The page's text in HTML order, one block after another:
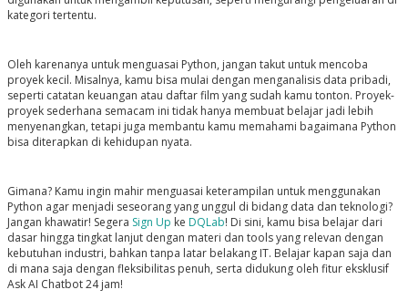
kategori tertentu.
Oleh karenanya untuk menguasai Python, jangan takut untuk mencoba
proyek kecil. Misalnya, kamu bisa mulai dengan menganalisis data pribadi,
seperti catatan keuangan atau daftar film yang sudah kamu tonton. Proyek-
proyek sederhana semacam ini tidak hanya membuat belajar jadi lebih
menyenangkan, tetapi juga membantu kamu memahami bagaimana Python
bisa diterapkan di kehidupan nyata.
Gimana? Kamu ingin mahir menguasai keterampilan untuk menggunakan
Python agar menjadi seseorang yang unggul di bidang data dan teknologi?
Jangan khawatir! Segera Sign Up ke DQLab! Di sini, kamu bisa belajar dari
dasar hingga tingkat lanjut dengan materi dan tools yang relevan dengan
kebutuhan industri, bahkan tanpa latar belakang IT. Belajar kapan saja dan
di mana saja dengan fleksibilitas penuh, serta didukung oleh fitur eksklusif
Ask AI Chatbot 24 jam!